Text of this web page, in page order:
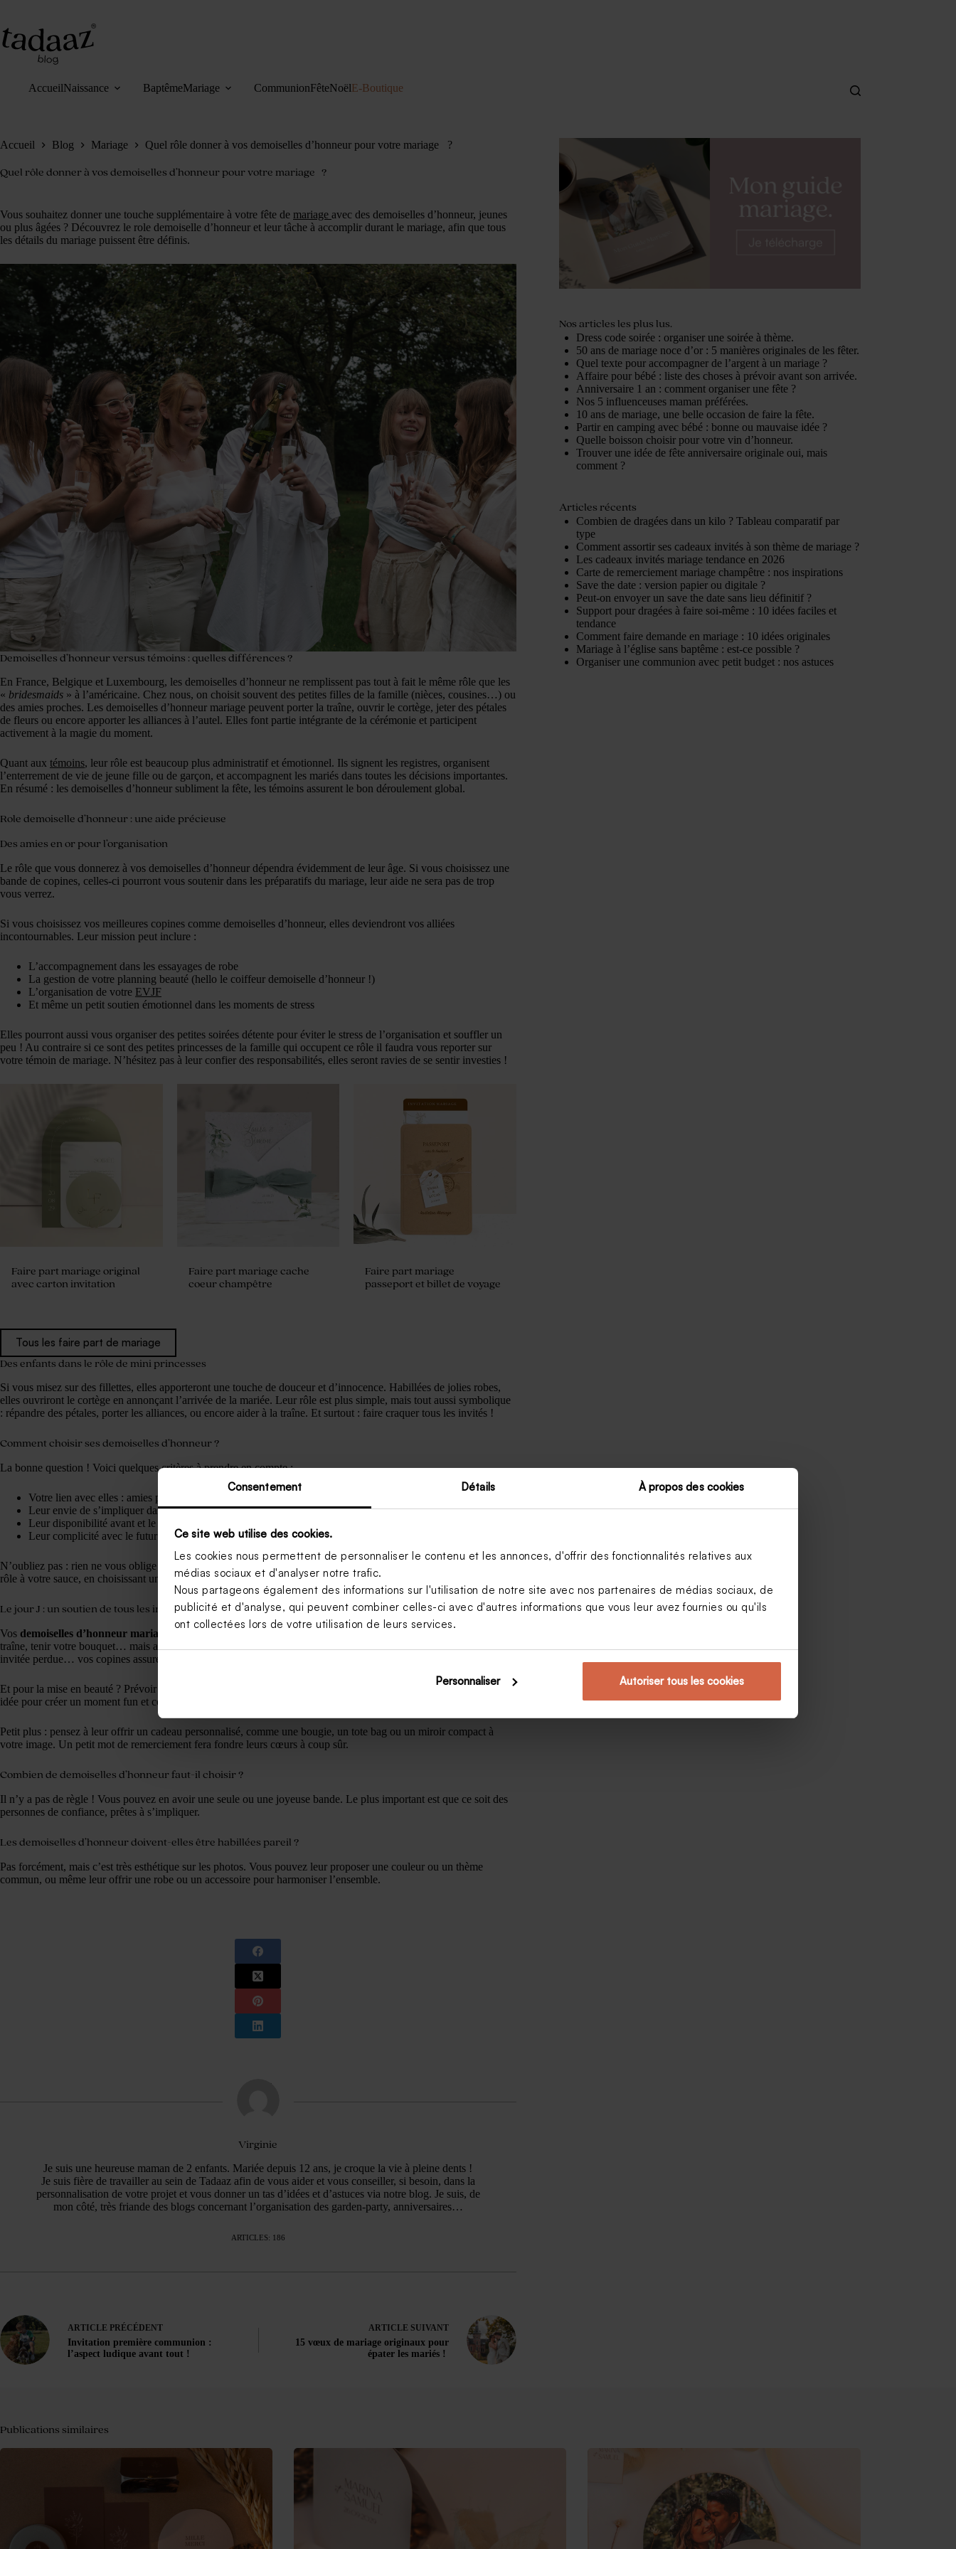
Consentement Détails À propos des cookies
Ce site web utilise des cookies.
Les cookies nous permettent de personnaliser le contenu et les annonces, d'offrir des fonctionnalités relatives aux
médias sociaux et d'analyser notre trafic.
Nous partageons également des informations sur l'utilisation de notre site avec nos partenaires de médias sociaux, de
publicité et d'analyse, qui peuvent combiner celles-ci avec d'autres informations que vous leur avez fournies ou qu'ils
ont collectées lors de votre utilisation de leurs services.
Personnaliser Autoriser tous les cookies
contenu
AccueilNaissance BaptêmeMariage CommunionFêteNoëlE-Boutique
Accueil Blog Mariage Quel rôle donner à vos demoiselles d’honneur pour votre mariage ?
Quel rôle donner à vos demoiselles d’honneur pour votre mariage ?
Vous souhaitez donner une touche supplémentaire à votre fête de mariage avec des demoiselles d’honneur, jeunes
ou plus âgées ? Découvrez le role demoiselle d’honneur et leur tâche à accomplir durant le mariage, afin que tous
les détails du mariage puissent être définis.
Demoiselles d’honneur versus témoins : quelles différences ?
En France, Belgique et Luxembourg, les demoiselles d’honneur ne remplissent pas tout à fait le même rôle que les
« bridesmaids » à l’américaine. Chez nous, on choisit souvent des petites filles de la famille (nièces, cousines…) ou
des amies proches. Les demoiselles d’honneur mariage peuvent porter la traîne, ouvrir le cortège, jeter des pétales
de fleurs ou encore apporter les alliances à l’autel. Elles font partie intégrante de la cérémonie et participent
activement à la magie du moment.
Quant aux témoins, leur rôle est beaucoup plus administratif et émotionnel. Ils signent les registres, organisent
l’enterrement de vie de jeune fille ou de garçon, et accompagnent les mariés dans toutes les décisions importantes.
En résumé : les demoiselles d’honneur subliment la fête, les témoins assurent le bon déroulement global.
Role demoiselle d’honneur : une aide précieuse
Des amies en or pour l’organisation
Le rôle que vous donnerez à vos demoiselles d’honneur dépendra évidemment de leur âge. Si vous choisissez une
bande de copines, celles-ci pourront vous soutenir dans les préparatifs du mariage, leur aide ne sera pas de trop
vous verrez.
Si vous choisissez vos meilleures copines comme demoiselles d’honneur, elles deviendront vos alliées
incontournables. Leur mission peut inclure :
L’accompagnement dans les essayages de robe
La gestion de votre planning beauté (hello le coiffeur demoiselle d’honneur !)
L’organisation de votre EVJF
Et même un petit soutien émotionnel dans les moments de stress
Elles pourront aussi vous organiser des petites soirées détente pour éviter le stress de l’organisation et souffler un
peu ! Au contraire si ce sont des petites princesses de la famille qui occupent ce rôle il faudra vous reporter sur
votre témoin de mariage. N’hésitez pas à leur confier des responsabilités, elles seront ravies de se sentir investies !
Faire part mariage original
avec carton invitation
Faire part mariage cache
coeur champêtre
Faire part mariage
passeport et billet de voyage
Tous les faire part de mariage
Des enfants dans le rôle de mini princesses
Si vous misez sur des fillettes, elles apporteront une touche de douceur et d’innocence. Habillées de jolies robes,
elles ouvriront le cortège en annonçant l’arrivée de la mariée. Leur rôle est plus simple, mais tout aussi symbolique
: répandre des pétales, porter les alliances, ou encore aider à la traîne. Et surtout : faire craquer tous les invités !
Comment choisir ses demoiselles d’honneur ?
La bonne question ! Voici quelques critères à prendre en compte :
Votre lien avec elles : amies proches, sœurs, cousines…
Leur envie de s’impliquer dans les préparatifs
Leur disponibilité avant et le jour du mariage
Leur complicité avec le futur marié (on évite les tensions !)
N’oubliez pas : rien ne vous oblige à avoir les demoiselles d’honneur « classiques ». Vous pouvez réinventer ce
rôle à votre sauce, en choisissant une dame d’honneur plus âgée, ou en mixant âges et profils.
Le jour J : un soutien de tous les instants
Vos demoiselles d’honneur mariage
traîne, tenir votre bouquet… mais aussi gérer les imprévus ! Une robe qui craque, une larmichette à sécher, une
invitée perdue… vos copines assureront comme des pros.
Et pour la mise en beauté ? Prévoir un rendez-vous collectif chez un coiffeur demoiselle d’honneur, c’est la bonne
idée pour créer un moment fun et complice juste avant la cérémonie.
Petit plus : pensez à leur offrir un cadeau personnalisé, comme une bougie, un tote bag ou un miroir compact à
votre image. Un petit mot de remerciement fera fondre leurs cœurs à coup sûr.
Combien de demoiselles d’honneur faut-il choisir ?
Il n’y a pas de règle ! Vous pouvez en avoir une seule ou une joyeuse bande. Le plus important est que ce soit des
personnes de confiance, prêtes à s’impliquer.
Les demoiselles d’honneur doivent-elles être habillées pareil ?
Pas forcément, mais c’est très esthétique sur les photos. Vous pouvez leur proposer une couleur ou un thème
commun, ou même leur offrir une robe ou un accessoire pour harmoniser l’ensemble.
Virginie
Je suis une heureuse maman de 2 enfants. Mariée depuis 12 ans, je croque la vie à pleine dents !
Je suis fière de travailler au sein de Tadaaz afin de vous aider et vous conseiller, si besoin, dans la
personnalisation de votre projet et vous donner un tas d’idées et d’astuces via notre blog. Je suis, de
mon côté, très friande des blogs concernant l’organisation des garden-party, anniversaires…
ARTICLES: 186
ARTICLE PRÉCÉDENT
Invitation première communion :
l’aspect ludique avant tout !
ARTICLE SUIVANT
15 vœux de mariage originaux pour
épater les mariés !
Nos articles les plus lus.
Dress code soirée : organiser une soirée à thème.
50 ans de mariage noce d’or : 5 manières originales de les fêter.
Quel texte pour accompagner de l’argent à un mariage ?
Affaire pour bébé : liste des choses à prévoir avant son arrivée.
Anniversaire 1 an : comment organiser une fête ?
Nos 5 influenceuses maman préférées.
10 ans de mariage, une belle occasion de faire la fête.
Partir en camping avec bébé : bonne ou mauvaise idée ?
Quelle boisson choisir pour votre vin d’honneur.
Trouver une idée de fête anniversaire originale oui, mais
comment ?
Articles récents
Combien de dragées dans un kilo ? Tableau comparatif par
type
Comment assortir ses cadeaux invités à son thème de mariage ?
Les cadeaux invités mariage tendance en 2026
Carte de remerciement mariage champêtre : nos inspirations
Save the date : version papier ou digitale ?
Peut-on envoyer un save the date sans lieu définitif ?
Support pour dragées à faire soi-même : 10 idées faciles et
tendance
Comment faire demande en mariage : 10 idées originales
Mariage à l’église sans baptême : est-ce possible ?
Organiser une communion avec petit budget : nos astuces
Publications similaires